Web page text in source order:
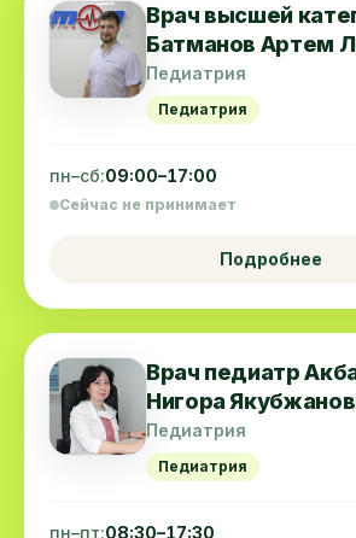
Врач высшей
Батманов Артем
Педиатрия
Педиатрия
пн–сб:09:00–17:00
Сейчас не принимает
Подробнее
Врач педиатр
Нигора
Педиатрия
Педиатрия
пн–пт:08:30–17:30